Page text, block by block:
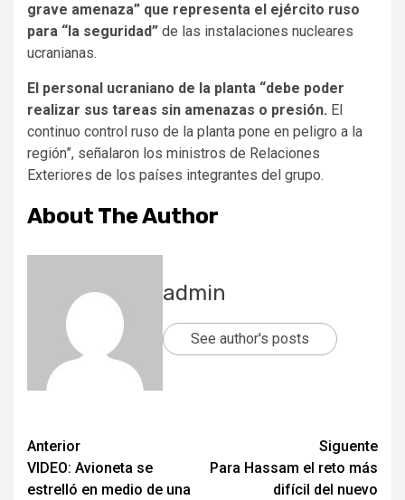
grave amenaza” que representa el ejército ruso
para “la seguridad” de las instalaciones nucleares
ucranianas.
El personal ucraniano de la planta “debe poder
realizar sus tareas sin amenazas o presión. El
continuo control ruso de la planta pone en peligro a la
región”, señalaron los ministros de Relaciones
Exteriores de los países integrantes del grupo.
About The Author
admin
See author's posts
Post
navigation
Anterior
VIDEO: Avioneta se
estrelló en medio de una
Siguente
Para Hassam el reto más
difícil del nuevo